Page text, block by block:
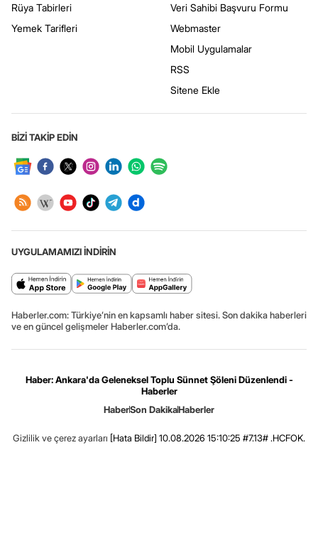
Rüya Tabirleri
Yemek Tarifleri
Veri Sahibi Başvuru Formu
Webmaster
Mobil Uygulamalar
RSS
Sitene Ekle
BİZİ TAKİP EDİN
UYGULAMAMIZI İNDİRİN
Haberler.com: Türkiye’nin en kapsamlı haber sitesi. Son dakika haberleri
ve en güncel gelişmeler Haberler.com’da.
Haber: Ankara'da Geleneksel Toplu Sünnet Şöleni Düzenlendi -
Haberler
HaberSon DakikaHaberler
Gizlilik ve çerez ayarları [Hata Bildir] 10.08.2026 15:10:25 #7.13# .HCFOK.